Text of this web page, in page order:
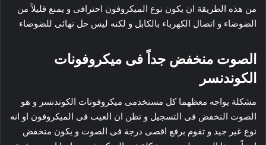
من هذه الطريقة ان يكون نوع الميكروفون احترافى و يمنع قليلاً من
الضوضاء و اتصال الكهرباء بالكابل و لكنه ليس حل نهائى للضوضاء
الصوت منخفض جداً فى ميكروفونات
الكوندنسر
مشكلة يواجه معظهما كل مستخدمى ميكروفونات الكوندنسر و هو
الصوت النخفض فى التسجيل و تظن ان العيب فى الميكروفون او انه
نوع غير جيد و تقوم برفع اقصى درجة فى الصوت و يكون منخفض